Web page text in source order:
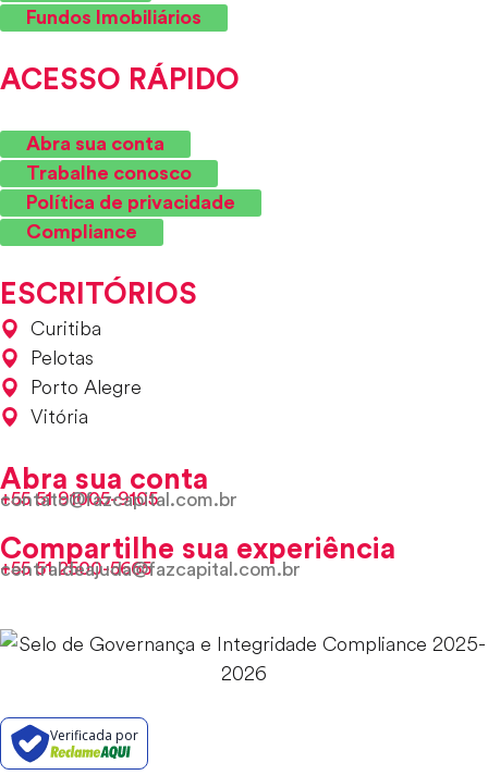
Fundos Imobiliários
ACESSO RÁPIDO
Abra sua conta
Trabalhe conosco
Política de privacidade
Compliance
ESCRITÓRIOS
Curitiba
Pelotas
Porto Alegre
Vitória
Abra sua conta
+55 51 91005-9105
contato@fazcapital.com.br
Compartilhe sua experiência
+55 51 2500-5665
centraldeajuda@fazcapital.com.br
Verificada por